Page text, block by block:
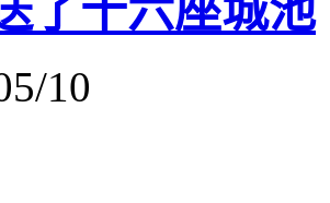
了十六座城池
10